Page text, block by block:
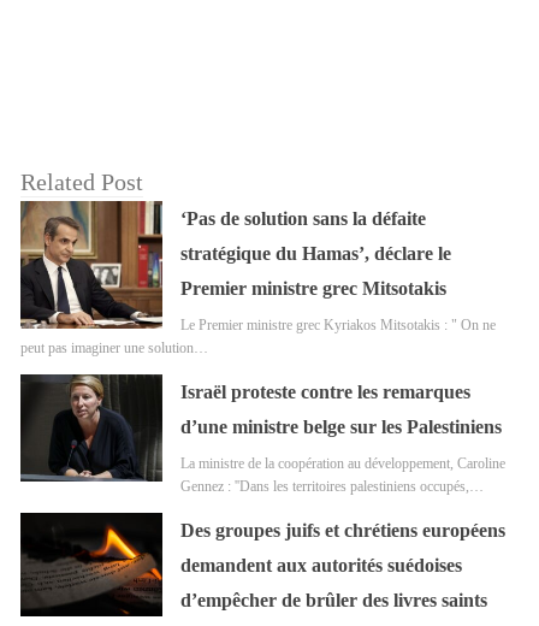
Related Post
‘Pas de solution sans la défaite
stratégique du Hamas’, déclare le
Premier ministre grec Mitsotakis
Le Premier ministre grec Kyriakos Mitsotakis : " On ne
peut pas imaginer une solution…
Israël proteste contre les remarques
d’une ministre belge sur les Palestiniens
La ministre de la coopération au développement, Caroline
Gennez : ''Dans les territoires palestiniens occupés,…
Des groupes juifs et chrétiens européens
demandent aux autorités suédoises
d’empêcher de brûler des livres saints